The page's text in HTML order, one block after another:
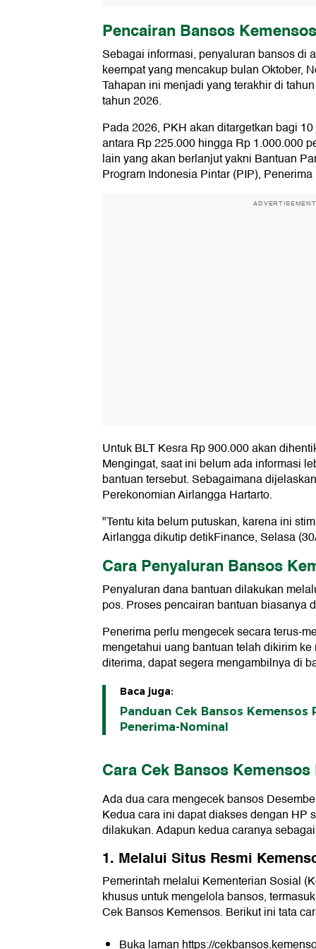
Pencairan Bansos
Sebagai informasi, penyaluran bansos di
keempat yang mencakup bulan Oktober,
Tahapan ini menjadi yang terakhir di
tahun 2026.
Pada 2026, PKH akan ditargetkan bagi
antara Rp 225.000 hingga Rp 1.000.000
lain yang akan berlanjut yakni Bantuan
Program Indonesia Pintar (PIP),
ADVERTISEMENT
Untuk BLT Kesra Rp 900.000 akan
Mengingat, saat ini belum ada informasi
bantuan tersebut. Sebagaimana
Perekonomian Airlangga Hartarto.
"Tentu kita belum putuskan, karena ini
Airlangga dikutip detikFinance, Selasa
Cara Penyaluran Bansos
Penyaluran dana bantuan dilakukan
pos. Proses pencairan bantuan biasanya
Penerima perlu mengecek secara terus-
mengetahui uang bantuan telah dikirim
diterima, dapat segera mengambilnya di
Baca juga:
Panduan Cek Bansos Kemensos
Penerima-Nominal
Cara Cek Bansos
Ada dua cara mengecek bansos
Kedua cara ini dapat diakses dengan HP
dilakukan. Adapun kedua caranya
1. Melalui Situs Resmi
Pemerintah melalui Kementerian Sosial
khusus untuk mengelola bansos,
Cek Bansos Kemensos. Berikut ini tata
Buka laman https://